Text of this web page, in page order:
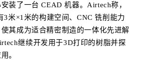
装了一台 CEAD 机器。Airtech称，
3米×1米的构建空间、CNC 铣削能力
其成为适合精密制造的一体化先进解
继续开发用于3D打印的树脂并探
。